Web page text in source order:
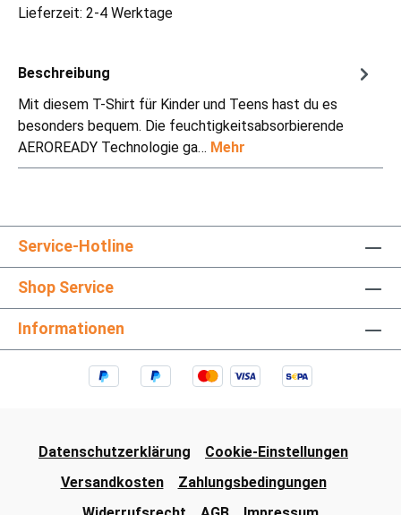
Lieferzeit: 2-4 Werktage
Beschreibung
Mit diesem T-Shirt für Kinder und Teens hast du es
besonders bequem. Die feuchtigkeitsabsorbierende
AEROREADY Technologie ga… Mehr
Service-Hotline
Shop Service
Informationen
Datenschutzerklärung
Cookie-Einstellungen
Versandkosten
Zahlungsbedingungen